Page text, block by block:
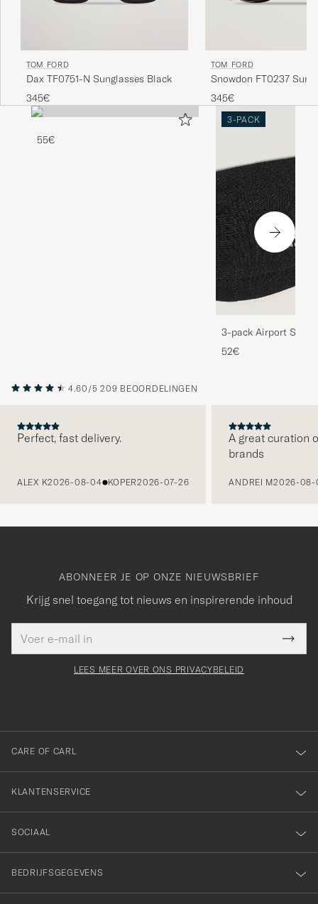
TOM FORD
Dax TF0751-N Sunglasses Black
345€
TOM FORD
Snowdon FT0237
Black
345€
55€
3-PACK
3-pack Airport
Melange
52€
4.60/5 209 BEOORDELINGEN
Perfect, fast delivery.
ALEX K2026-08-04 KOPER2026-07-26
A great curation
brands
ANDREI M2026-08-
ABONNEER JE OP ONZE NIEUWSBRIEF
Krijg snel toegang tot nieuws en inspirerende inhoud
mailadres
veldBedankt
voor
onze
nieuwsbrief!
LEES MEER OVER ONS PRIVACYBELEID
CARE OF CARL
KLANTENSERVICE
SOCIAAL
BEDRIJFSGEGEVENS